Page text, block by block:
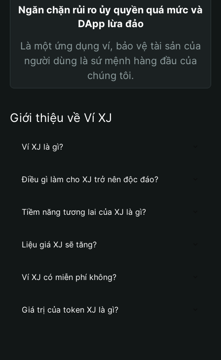
Ngăn chặn rủi ro ủy quyền quá mức và
DApp lừa đảo
Là một ứng dụng ví, bảo vệ tài sản của
người dùng là sứ mệnh hàng đầu của
chúng tôi.
Giới thiệu về Ví XJ
Ví XJ là gì?
Điều gì làm cho XJ trở nên độc đáo?
Tiềm năng tương lai của XJ là gì?
Liệu giá XJ sẽ tăng?
Ví XJ có miễn phí không?
Giá trị của token XJ là gì?